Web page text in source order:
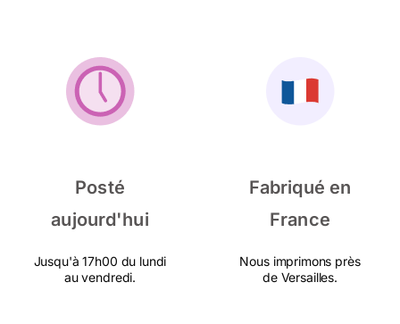
Posté
aujourd'hui
Jusqu'à 17h00 du lundi
au vendredi.
Fabriqué en
France
Nous imprimons près
de Versailles.